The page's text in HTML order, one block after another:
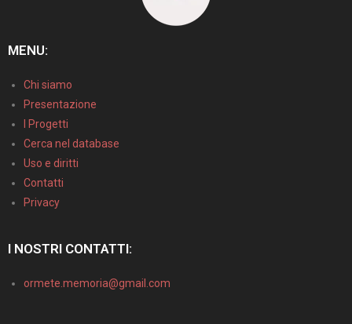
MENU:
Chi siamo
Presentazione
I Progetti
Cerca nel database
Uso e diritti
Contatti
Privacy
I NOSTRI CONTATTI:
ormete.memoria@gmail.com